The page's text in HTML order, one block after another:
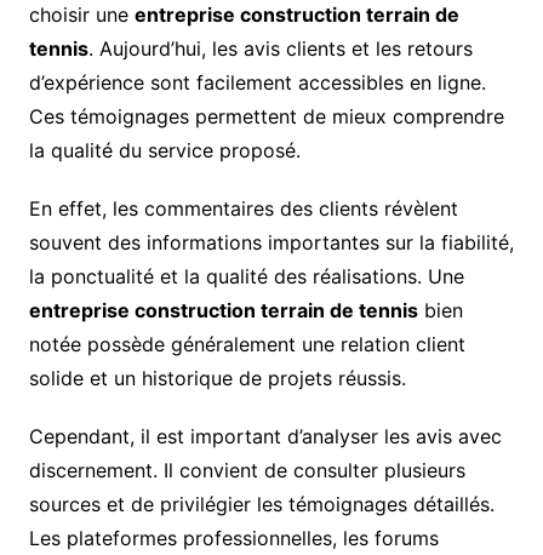
choisir une entreprise construction terrain de
tennis. Aujourd’hui, les avis clients et les retours
d’expérience sont facilement accessibles en ligne.
Ces témoignages permettent de mieux comprendre
la qualité du service proposé.
En effet, les commentaires des clients révèlent
souvent des informations importantes sur la fiabilité,
la ponctualité et la qualité des réalisations. Une
entreprise construction terrain de tennisbien
notée possède généralement une relation client
solide et un historique de projets réussis.
Cependant, il est important d’analyser les avis avec
discernement. Il convient de consulter plusieurs
sources et de privilégier les témoignages détaillés.
Les plateformes professionnelles, les forums